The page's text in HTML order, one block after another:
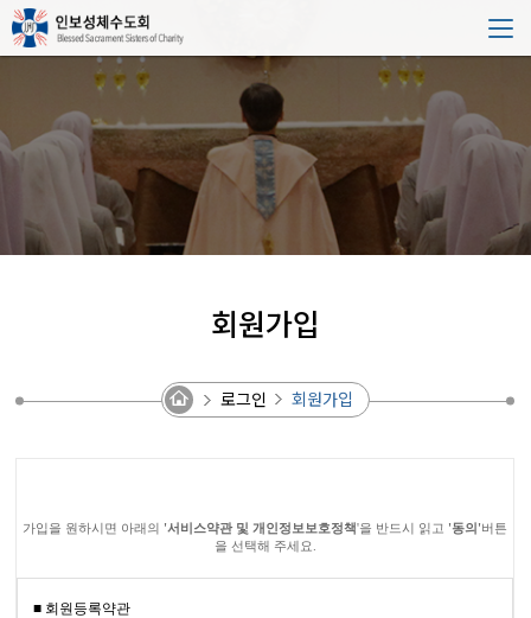
회원가입
로그인 회원가입
가입을 원하시면 아래의 '서비스약관 및 개인정보보호정책'을 반드시 읽고 '동의'버튼
을 선택해 주세요.